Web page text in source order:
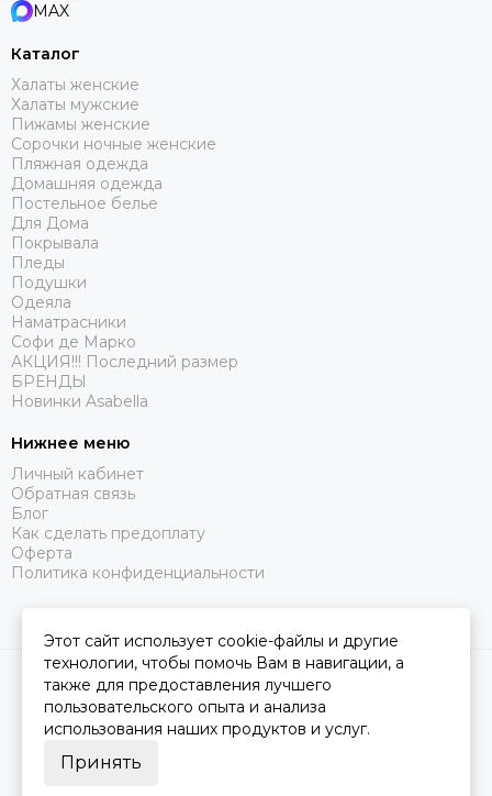
MAX
Каталог
Халаты женские
Халаты мужские
Пижамы женские
Сорочки ночные женские
Пляжная одежда
Домашняя одежда
Постельное белье
Для Дома
Покрывала
Пледы
Подушки
Одеяла
Наматрасники
Софи де Марко
АКЦИЯ!!! Последний размер
БРЕНДЫ
Новинки Asabella
Нижнее меню
Личный кабинет
Обратная связь
Блог
Как сделать предоплату
Оферта
Политика конфиденциальности
2026 © Царство Сна.Карта сайта
Этот сайт использует cookie-файлы и другие
технологии, чтобы помочь Вам в навигации, а
также для предоставления лучшего
пользовательского опыта и анализа
использования наших продуктов и услуг.
Принять